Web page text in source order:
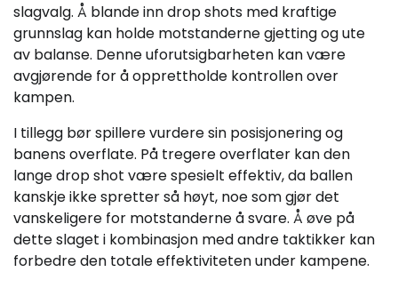
slagvalg. Å blande inn drop shots med kraftige
grunnslag kan holde motstanderne gjetting og ute
av balanse. Denne uforutsigbarheten kan være
avgjørende for å opprettholde kontrollen over
kampen.
I tillegg bør spillere vurdere sin posisjonering og
banens overflate. På tregere overflater kan den
lange drop shot være spesielt effektiv, da ballen
kanskje ikke spretter så høyt, noe som gjør det
vanskeligere for motstanderne å svare. Å øve på
dette slaget i kombinasjon med andre taktikker kan
forbedre den totale effektiviteten under kampene.